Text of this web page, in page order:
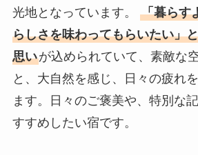
光地となっています。 「暮らす
らしさを味わってもらいたい」
思いが込められていて、素敵な
と、大自然を感じ、日々の疲れ
ます。日々のご褒美や、特別な
すすめしたい宿です。